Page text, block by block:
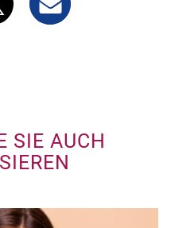
SIE AUCH